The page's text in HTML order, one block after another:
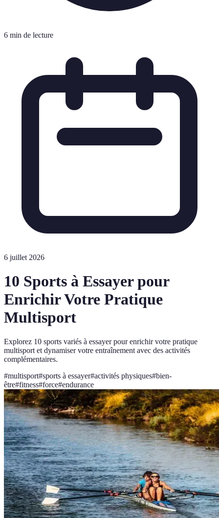
6 min de lecture
6 juillet 2026
10 Sports à Essayer pour
Enrichir Votre Pratique
Multisport
Explorez 10 sports variés à essayer pour enrichir votre pratique
multisport et dynamiser votre entraînement avec des activités
complémentaires.
#multisport#sports à essayer#activités physiques#bien-
être#fitness#force#endurance